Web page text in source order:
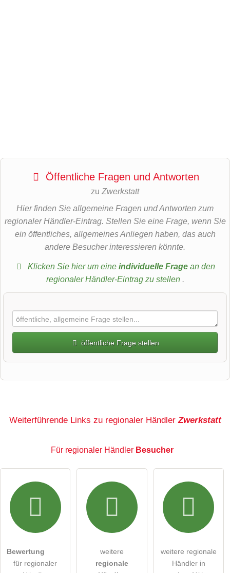
Öffentliche Fragen und Antworten
zu Zwerkstatt
Hier finden Sie allgemeine Fragen und Antworten zum
regionaler Händler-Eintrag. Stellen Sie eine Frage, wenn Sie
ein öffentliches, allgemeines Anliegen haben, das auch
andere Besucher interessieren könnte.
Klicken Sie hier um eine individuelle Fragean den
regionaler Händler-Eintrag zu stellen .
öffentliche Frage stellen
E-Mail-Adresse (wird nicht veröffentlicht)
Hiermit akzeptiere ich die .
öffentliche Frage stellen Abbrechen
Weiterführende Links zu regionaler HändlerZwerkstatt
Für regionaler Händler Besucher
Bewertung
für regionaler
weitere
regionale
weitere regionale
Händler in